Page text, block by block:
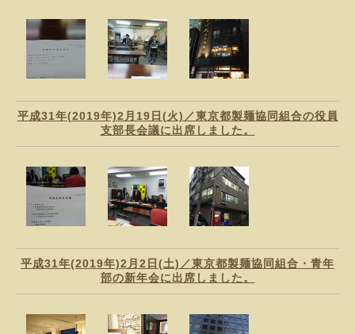
平成31年(2019年)2月19日(火)／東京都製麺協同組合の役員
支部長会議に出席しました。
平成31年(2019年)2月2日(土)／東京都製麺協同組合・青年
部の新年会に出席しました。